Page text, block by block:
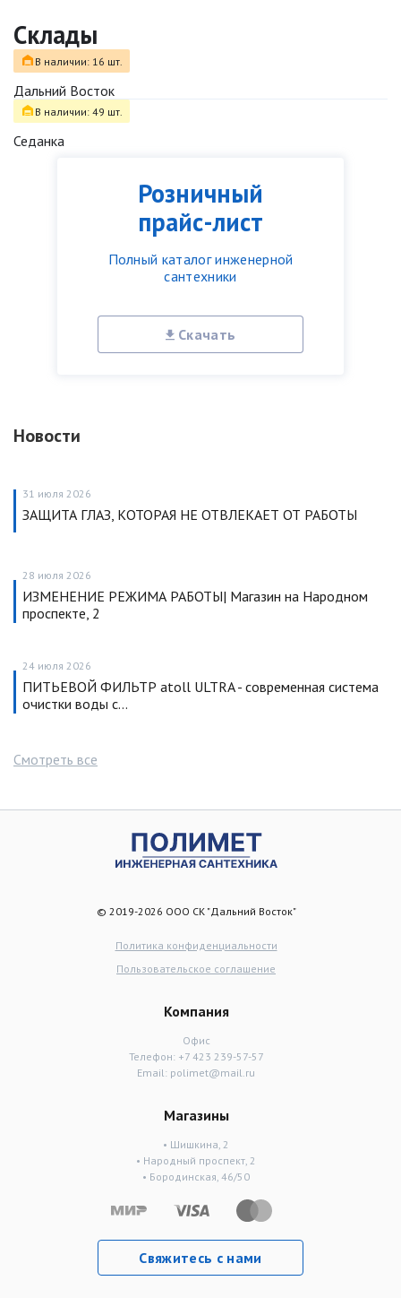
Розничный
прайс-лист
Полный каталог инженерной
сантехники
Скачать
Новости
31 июля 2026
ЗАЩИТА ГЛАЗ, КОТОРАЯ НЕ ОТВЛЕКАЕТ ОТ РАБОТЫ
28 июля 2026
ИЗМЕНЕНИЕ РЕЖИМА РАБОТЫ| Магазин на Народном
проспекте, 2
24 июля 2026
ПИТЬЕВОЙ ФИЛЬТР atoll ULTRA - современная система
очистки воды с…
Смотреть все
Склады
В наличии: 16 шт.
Дальний Восток
В наличии: 49 шт.
Седанка
© 2019-2026 ООО СК "Дальний Восток"
Политика конфиденциальности
Пользовательское соглашение
Компания
Офис
Телефон: +7 423 239-57-57
Email: polimet@mail.ru
Магазины
• Шишкина, 2
• Народный проспект, 2
• Бородинская, 46/50
Свяжитесь с нами